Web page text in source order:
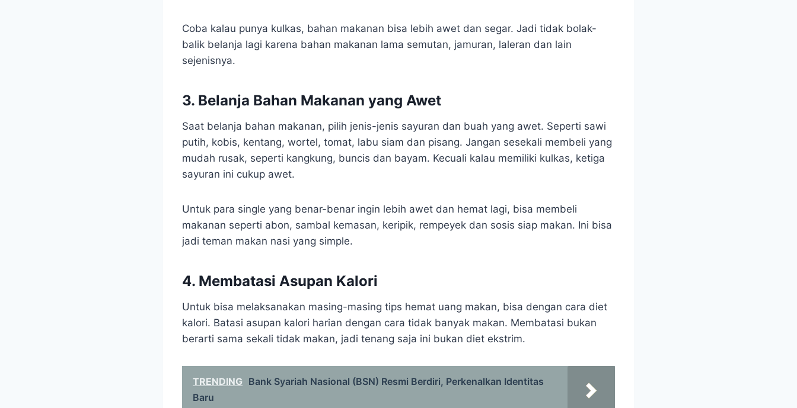
Coba kalau punya kulkas, bahan makanan bisa lebih awet dan segar. Jadi tidak bolak-
balik belanja lagi karena bahan makanan lama semutan, jamuran, laleran dan lain
sejenisnya.
3. Belanja Bahan Makanan yang Awet
Saat belanja bahan makanan, pilih jenis-jenis sayuran dan buah yang awet. Seperti sawi
putih, kobis, kentang, wortel, tomat, labu siam dan pisang. Jangan sesekali membeli yang
mudah rusak, seperti kangkung, buncis dan bayam. Kecuali kalau memiliki kulkas, ketiga
sayuran ini cukup awet.
Untuk para single yang benar-benar ingin lebih awet dan hemat lagi, bisa membeli
makanan seperti abon, sambal kemasan, keripik, rempeyek dan sosis siap makan. Ini bisa
jadi teman makan nasi yang simple.
4. Membatasi Asupan Kalori
Untuk bisa melaksanakan masing-masing tips hemat uang makan, bisa dengan cara diet
kalori. Batasi asupan kalori harian dengan cara tidak banyak makan. Membatasi bukan
berarti sama sekali tidak makan, jadi tenang saja ini bukan diet ekstrim.
TRENDING Bank Syariah Nasional (BSN) Resmi Berdiri, Perkenalkan Identitas
Baru